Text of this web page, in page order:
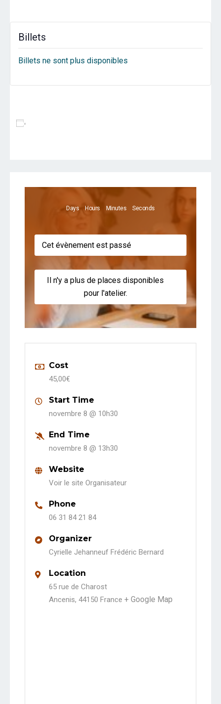
Billets
Billets ne sont plus disponibles
Days Hours Minutes Seconds
Cet évènement est passé
Il n'y a plus de places disponibles
pour l'atelier.
Cost
45,00€
Start Time
novembre 8 @ 10h30
End Time
novembre 8 @ 13h30
Website
Voir le site Organisateur
Phone
06 31 84 21 84
Organizer
Cyrielle Jehanneuf Frédéric Bernard
Location
65 rue de Charost
Ancenis, 44150 France + Google Map